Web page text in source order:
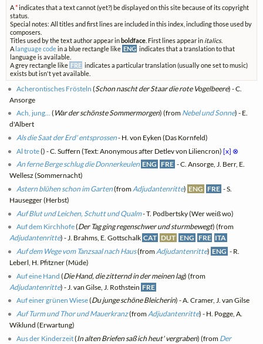
A*indicates that a text cannot (yet?) be displayed on this site because of its copyright
status.
Special notes: All titles and first lines are included in this index, including those used by
composers.
Titles used by the text author appear in boldface . First lines appear in italics.
A language codein a blue rectangle like ENG indicates that a translation to that
language is available.
A grey rectangle like FRE indicates a particular translation (usually one set to music)
exists but isn't yet available.
Acherontisches Frösteln (Schon nascht der Staar die rote Vogelbeere) - C.
Ansorge
Ach, jung... ( War der schönste Sommermorgen) (from Nebel und Sonne) - E.
d'Albert
Als die Saat der Erd' entsprossen- H. von Eyken (Das Kornfeld)
Al trote() - C. Suffern (Text: Anonymous after Detlev von Liliencron)[x] ⊗
An ferne Berge schlug die Donnerkeulen ENG FRE - C. Ansorge, J. Berr, E.
Wellesz (Sommernacht)
Astern blühen schon im Garten(fromAdjudantenritte) ENG FRE - S.
Hausegger (Herbst)
Auf Blut und Leichen, Schutt und Qualm- T. Podbertsky (Wer weiß wo)
Auf dem Kirchhofe(Der Tag ging regenschwer und sturmbewegt) (from
Adjudantenritte) - J. Brahms, E. Gottschalk CAT DUT ENG FRE ITA
Auf dem Wege vom Tanzsaal nach Haus(fromAdjudantenritte) ENG - R.
Leberl, H. Pfitzner (Müde)
Auf eine Hand (Die Hand, die zitternd in der meinen lag) (from
Adjudantenritte) - J. van Gilse, J. Rothstein FRE
Auf einer grünen Wiese(Du junge schöne Bleicherin) - A. Cramer, J. van Gilse
Auf Turm und Thor und Mauerkranz(fromAdjudantenritte) - H. Pogge, A.
Wiklund (Erwartung)
Aus der Kinderzeit(In alten Briefen saß ich heut' vergraben) (from Der